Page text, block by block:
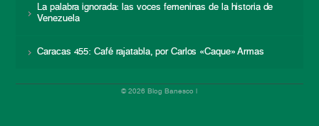
La palabra ignorada: las voces femeninas de la historia de
Venezuela
Caracas 455: Café rajatabla, por Carlos «Caque» Armas
© 2026 Blog Banesco |